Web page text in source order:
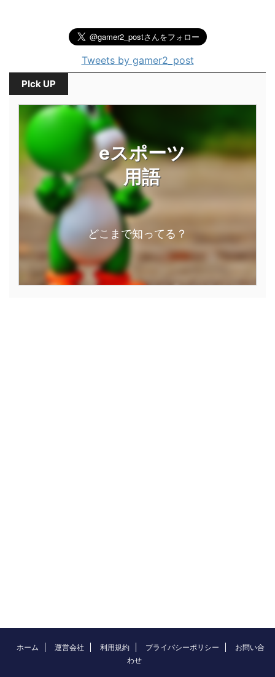
Tweets by gamer2_post
PIck UP
eスポーツ
用語
どこまで知ってる？
ホーム 運営会社 利用規約 プライバシーポリシー
お問い合
わせ